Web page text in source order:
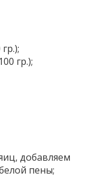
гр.);
добавляем
пены;